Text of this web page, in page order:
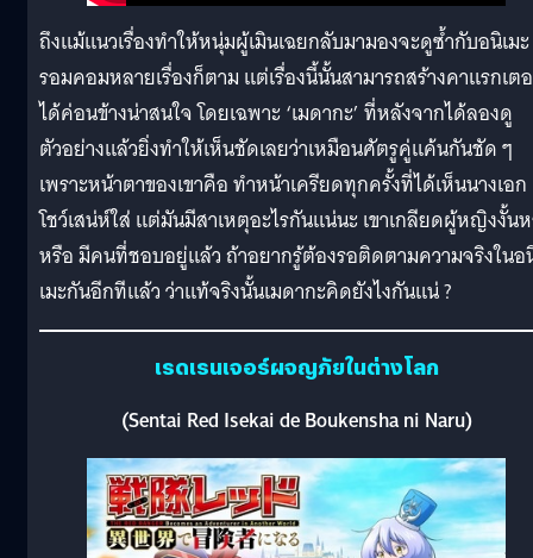
ถึงแม้แนวเรื่องทำให้หนุ่มผู้เมินเฉยกลับมามองจะดูซ้ำกับอนิเมะ
รอมคอมหลายเรื่องก็ตาม แต่เรื่องนี้นั้นสามารถสร้างคาแรกเต
ได้ค่อนข้างน่าสนใจ โดยเฉพาะ ‘เมดากะ’ ที่หลังจากได้ลองดู
ตัวอย่างแล้วยิ่งทำให้เห็นชัดเลยว่าเหมือนศัตรูคู่แค้นกันชัด ๆ
เพราะหน้าตาของเขาคือ ทำหน้าเครียดทุกครั้งที่ได้เห็นนางเอก
โชว์เสน่ห์ใส่ แต่มันมีสาเหตุอะไรกันแน่นะ เขาเกลียดผู้หญิงงั้น
หรือ มีคนที่ชอบอยู่แล้ว ถ้าอยากรู้ต้องรอติดตามความจริงในอ
เมะกันอีกทีแล้ว ว่าแท้จริงนั้นเมดากะคิดยังไงกันแน่ ?
เรดเรนเจอร์ผจญภัยในต่างโลก
(Sentai Red Isekai de Boukensha ni Naru)